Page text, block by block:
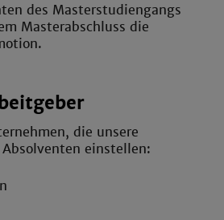
des Masterstudiengangs
Masterabschluss die
die unsere
einstellen: